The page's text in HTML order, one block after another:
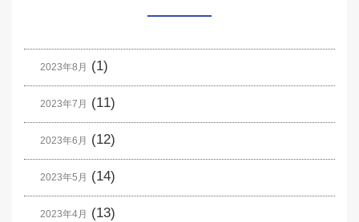
2023年8月 (1)
2023年7月 (11)
2023年6月 (12)
2023年5月 (14)
2023年4月 (13)